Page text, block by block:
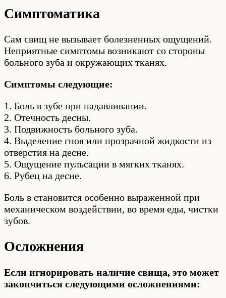
Симптоматика
Сам свищ не вызывает болезненных ощущений.
Неприятные симптомы возникают со стороны
больного зуба и окружающих тканях.
Симптомы следующие:
1. Боль в зубе при надавливании.
2. Отечность десны.
3. Подвижность больного зуба.
4. Выделение гноя или прозрачной жидкости из
отверстия на десне.
5. Ощущение пульсации в мягких тканях.
6. Рубец на десне.
Боль в становится особенно выраженной при
механическом воздействии, во время еды, чистки
зубов.
Осложнения
Если игнорировать наличие свища, это может
закончиться следующими осложнениями: